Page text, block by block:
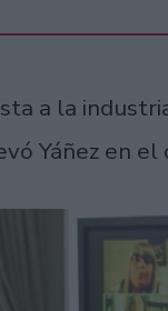
a la
Yáñez en el